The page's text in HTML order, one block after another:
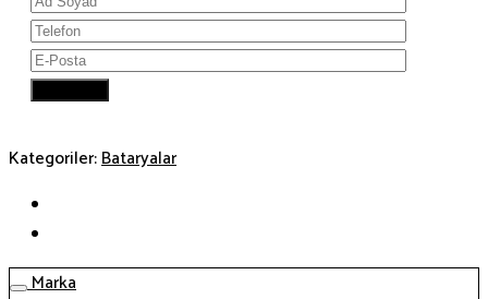
Kategoriler:Bataryalar
Marka